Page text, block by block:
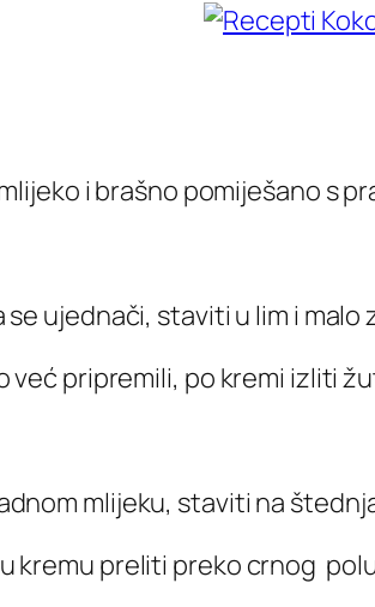
i brašno pomiješano s
ujednači, staviti u lim i malo
pripremili, po kremi izliti
mlijeku, staviti na
kremu preliti preko crnog